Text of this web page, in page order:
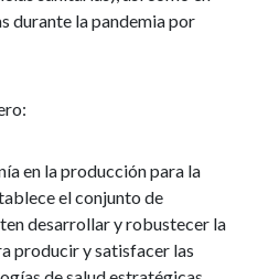
durante la pandemia por
en la producción para la
el conjunto de
desarrollar y robustecer la
producir y satisfacer las